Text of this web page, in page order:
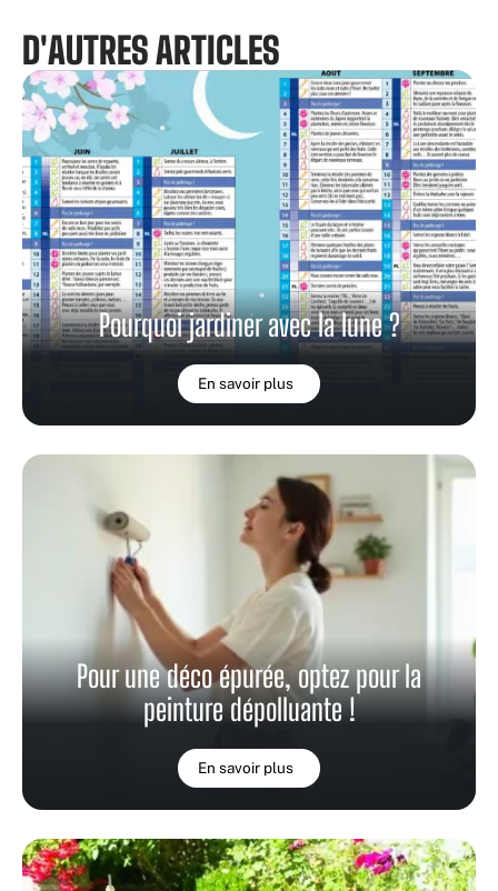
D'AUTRES ARTICLES
Pourquoi jardiner avec la lune ?
En savoir plus
Pour une déco épurée, optez pour la
peinture dépolluante !
En savoir plus